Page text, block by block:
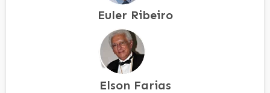
Euler Ribeiro
Elson Farias